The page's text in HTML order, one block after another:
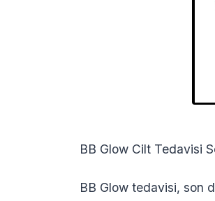
BB Glow Cilt Tedavisi
BB Glow tedavisi, son